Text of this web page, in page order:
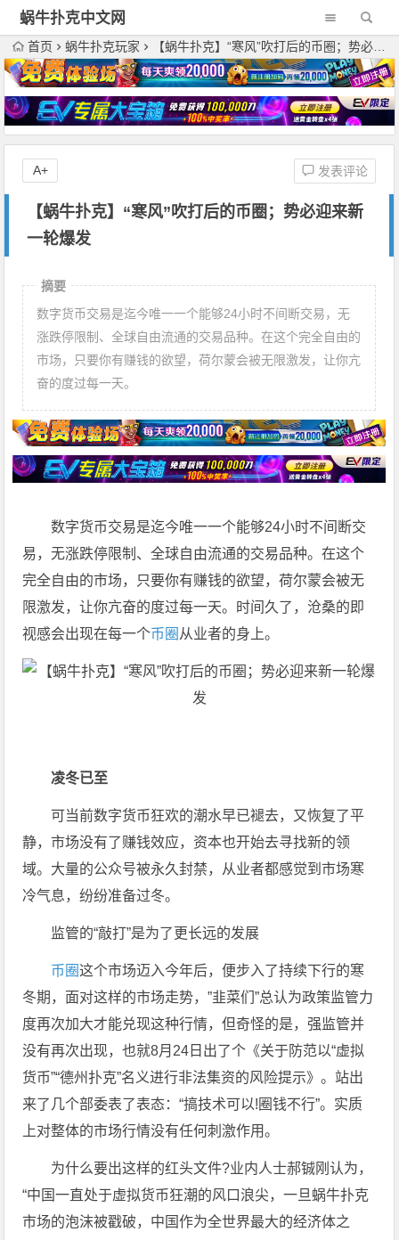
蜗牛扑克中文网
首页 蜗牛扑克玩家 【蜗牛扑克】“寒风”吹打后的币圈；势必迎来新一轮爆发
【蜗牛扑克】“寒风”吹打后的币圈；势必迎来新
一轮爆发
发表评论
A+
摘要
数字货币交易是迄今唯一一个能够24小时不间断交易，无
涨跌停限制、全球自由流通的交易品种。在这个完全自由的
市场，只要你有赚钱的欲望，荷尔蒙会被无限激发，让你亢
奋的度过每一天。
数字货币交易是迄今唯一一个能够24小时不间断交
易，无涨跌停限制、全球自由流通的交易品种。在这个
完全自由的市场，只要你有赚钱的欲望，荷尔蒙会被无
限激发，让你亢奋的度过每一天。时间久了，沧桑的即
视感会出现在每一个币圈 从业者的身上。
凌冬已至
可当前数字货币狂欢的潮水早已褪去，又恢复了平
静，市场没有了赚钱效应，资本也开始去寻找新的领
域。大量的公众号被永久封禁，从业者都感觉到市场寒
冷气息，纷纷准备过冬。
监管的“敲打”是为了更长远的发展
币圈这个市场迈入今年后，便步入了持续下行的寒
冬期，面对这样的市场走势，”韭菜们”总认为政策监管力
度再次加大才能兑现这种行情，但奇怪的是，强监管并
没有再次出现，也就8月24日出了个《关于防范以“虚拟
货币”“德州扑克”名义进行非法集资的风险提示》。站出
来了几个部委表了表态：“搞技术可以!圈钱不行”。实质
上对整体的市场行情没有任何刺激作用。
为什么要出这样的红头文件?业内人士郝铖刚认为，
“中国一直处于虚拟货币狂潮的风口浪尖，一旦蜗牛扑克
市场的泡沫被戳破，中国作为全世界最大的经济体之